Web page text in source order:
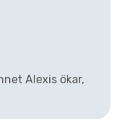
Alexis ökar,